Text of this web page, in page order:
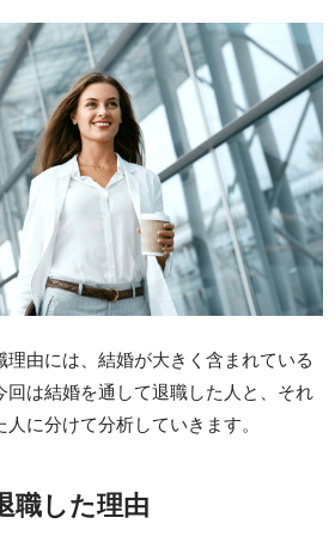
由には、結婚が大きく含まれている
回は結婚を通して退職した人と、それ
に分けて分析していきます。
職した理由